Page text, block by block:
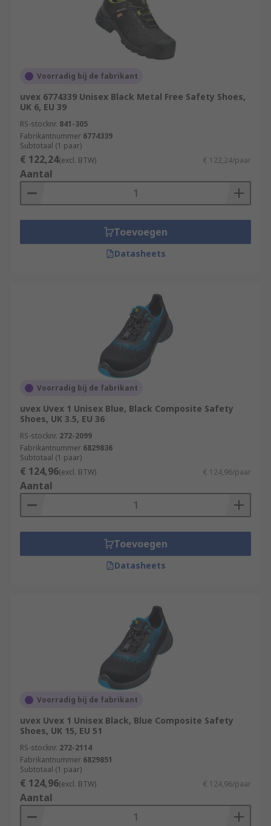
Voorradig bij de fabrikant
uvex 6774339 Unisex Black Metal Free Safety Shoes,
UK 6, EU 39
RS-stocknr. 841-305
Fabrikantnummer 6774339
Subtotaal (1 paar)
€ 122,24(excl. BTW) € 122,24/paar
Aantal
Toevoegen
Datasheets
Voorradig bij de fabrikant
uvex Uvex 1 Unisex Blue, Black Composite Safety
Shoes, UK 3.5, EU 36
RS-stocknr. 272-2099
Fabrikantnummer 6829836
Subtotaal (1 paar)
€ 124,96(excl. BTW) € 124,96/paar
Aantal
Toevoegen
Datasheets
Voorradig bij de fabrikant
uvex Uvex 1 Unisex Black, Blue Composite Safety
Shoes, UK 15, EU 51
RS-stocknr. 272-2114
Fabrikantnummer 6829851
Subtotaal (1 paar)
€ 124,96(excl. BTW) € 124,96/paar
Aantal